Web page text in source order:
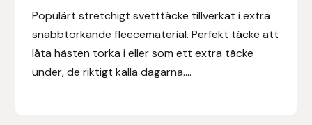
mängd
Populärt stretchigt svetttäcke tillverkat i extra
snabbtorkande fleecematerial. Perfekt täcke att
låta hästen torka i eller som ett extra täcke
under, de riktigt kalla dagarna....
E.A. Mattes
Eclipse Biofarmab